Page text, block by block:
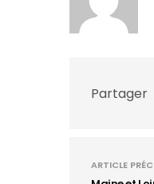
Partager
ARTICLE